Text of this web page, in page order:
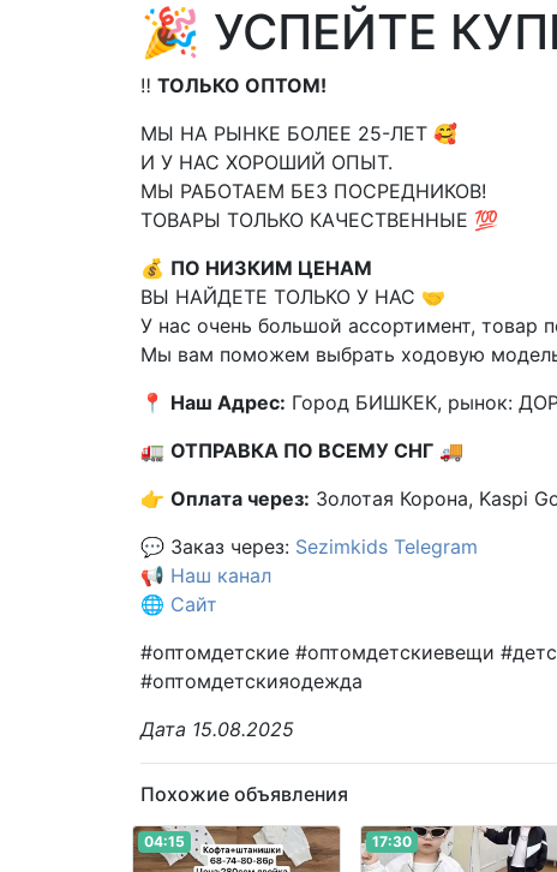
🎉 УСПЕЙТЕ
‼️ ТОЛЬКО ОПТОМ!
МЫ НА РЫНКЕ БОЛЕЕ 25-ЛЕТ 🥰
И У НАС ХОРОШИЙ ОПЫТ.
МЫ РАБОТАЕМ БЕЗ ПОСРЕДНИКОВ!
ТОВАРЫ ТОЛЬКО КАЧЕСТВЕННЫЕ 💯
💰 ПО НИЗКИМ ЦЕНАМ
ВЫ НАЙДЕТЕ ТОЛЬКО У НАС 🤝
У нас очень большой ассортимент, товар
Мы вам поможем выбрать ходовую
📍 Наш Адрес: Город БИШКЕК, рынок:
🚛 ОТПРАВКА ПО ВСЕМУ СНГ 🚚
👉 Оплата через: Золотая Корона, Kaspi
💬 Заказ через: Sezimkids Telegram
📢 Наш канал
🌐 Сайт
#оптомдетские #оптомдетскиевещи
#оптомдетскияодежда
Дата 15.08.2025
Похожие объявления
04:15 17:30